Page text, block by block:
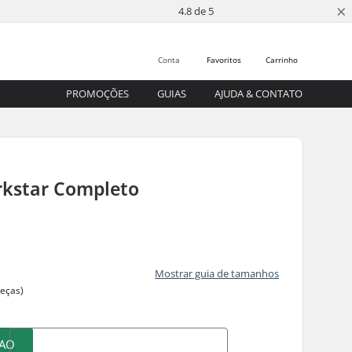
4.8 de 5 ×
Carrinho
Favoritos
Conta
PROMOÇÕES GUIAS AJUDA & CONTATO
Completo
Mostrar guia de tamanhos